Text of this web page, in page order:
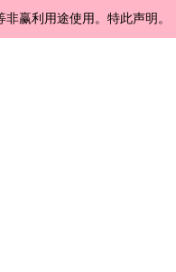
赢利用途使用。特此声明。